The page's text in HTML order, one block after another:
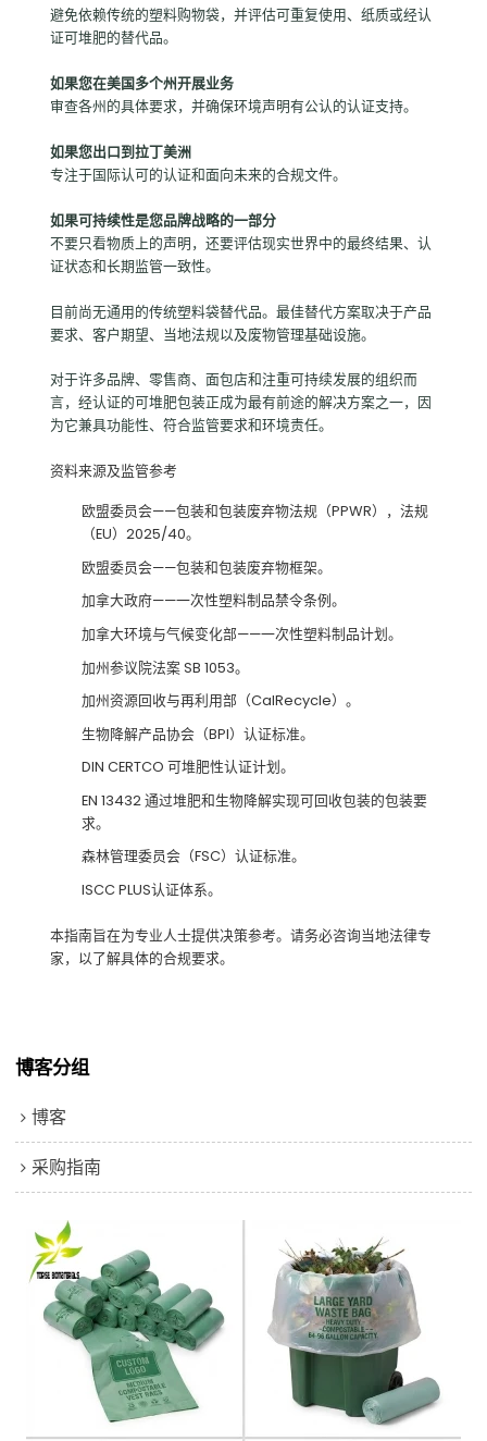
避免依赖传统的塑料购物袋，并评估可重复使用、纸质或经认
证可堆肥的替代品。
如果您在美国多个州开展业务
审查各州的具体要求，并确保环境声明有公认的认证支持。
如果您出口到拉丁美洲
专注于国际认可的认证和面向未来的合规文件。
如果可持续性是您品牌战略的一部分
不要只看物质上的声明，还要评估现实世界中的最终结果、认
证状态和长期监管一致性。
目前尚无通用的传统塑料袋替代品。最佳替代方案取决于产品
要求、客户期望、当地法规以及废物管理基础设施。
对于许多品牌、零售商、面包店和注重可持续发展的组织而
言，经认证的可堆肥包装正成为最有前途的解决方案之一，因
为它兼具功能性、符合监管要求和环境责任。
资料来源及监管参考
欧盟委员会——包装和包装废弃物法规（PPWR），法规
（EU）2025/40。
欧盟委员会——包装和包装废弃物框架。
加拿大政府——一次性塑料制品禁令条例。
加拿大环境与气候变化部——一次性塑料制品计划。
加州参议院法案 SB 1053。
加州资源回收与再利用部（CalRecycle）。
生物降解产品协会（BPI）认证标准。
DIN CERTCO 可堆肥性认证计划。
EN 13432 通过堆肥和生物降解实现可回收包装的包装要
求。
森林管理委员会（FSC）认证标准。
ISCC PLUS认证体系。
本指南旨在为专业人士提供决策参考。请务必咨询当地法律专
家，以了解具体的合规要求。
博客分组
博客
采购指南